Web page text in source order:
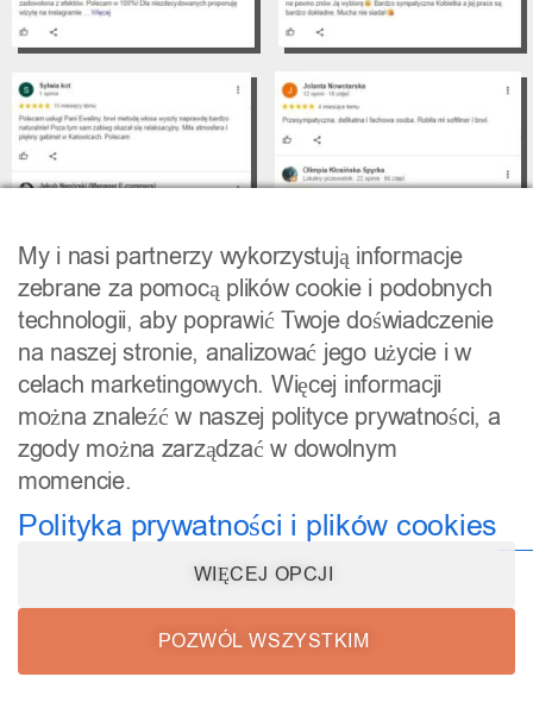
My i nasi partnerzy wykorzystują informacje
zebrane za pomocą plików cookie i podobnych
technologii, aby poprawić Twoje doświadczenie
na naszej stronie, analizować jego użycie i w
celach marketingowych. Więcej informacji
można znaleźć w naszej polityce prywatności, a
zgody można zarządzać w dowolnym
momencie.
Polityka prywatności i plików cookies
WIĘCEJ OPCJI
POZWÓL WSZYSTKIM